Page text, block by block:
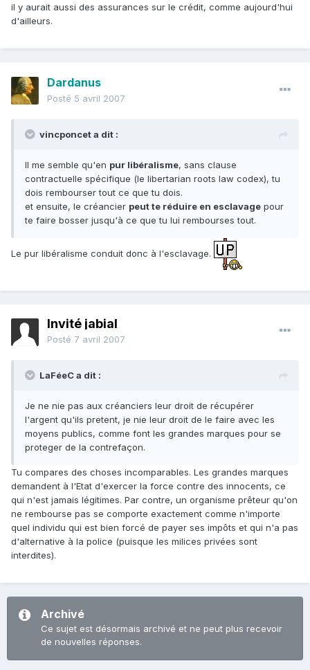
il y aurait aussi des assurances sur le crédit, comme aujourd'hui
d'ailleurs.
Dardanus
Posté 5 avril 2007
vincponcet a dit :
Il me semble qu'en pur libéralisme, sans clause
contractuelle spécifique (le libertarian roots law codex), tu
dois rembourser tout ce que tu dois.
et ensuite, le créancier peut te réduire en esclavage pour
te faire bosser jusqu'à ce que tu lui rembourses tout.
Le pur libéralisme conduit donc à l'esclavage.
Invité jabial
Posté 7 avril 2007
LaFéeC a dit :
Je ne nie pas aux créanciers leur droit de récupérer
l'argent qu'ils pretent, je nie leur droit de le faire avec les
moyens publics, comme font les grandes marques pour se
proteger de la contrefaçon.
Tu compares des choses incomparables. Les grandes marques
demandent à l'Etat d'exercer la force contre des innocents, ce
qui n'est jamais légitimes. Par contre, un organisme prêteur qu'on
ne rembourse pas se comporte exactement comme n'importe
quel individu qui est bien forcé de payer ses impôts et qui n'a pas
d'alternative à la police (puisque les milices privées sont
interdites).
Archivé
Ce sujet est désormais archivé et ne peut plus recevoir
de nouvelles réponses.